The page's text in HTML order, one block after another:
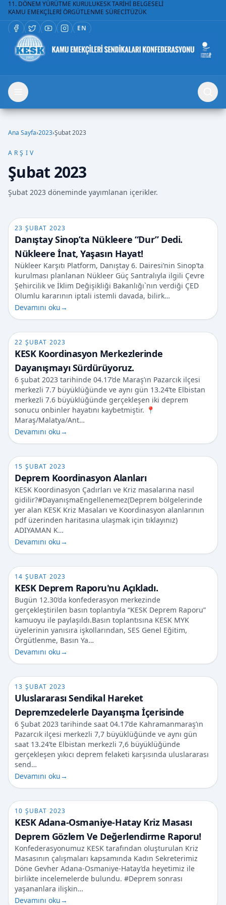
11. DÖNEM YÜRÜTME KURULUKESK TARİHİ BELGESELİ
KAMU EMEKÇİLERİ ÖRGÜTLENME SÜRECİTÜZÜK
EN
Ana Sayfa›2023›Şubat 2023
ARŞIV
Şubat 2023
Şubat 2023 döneminde yayımlanan içerikler.
23 ŞUBAT 2023
Danıştay Sinop’ta Nükleere “Dur” Dedi.
Nükleere İnat, Yaşasın Hayat!
Nükleer Karşıtı Platform, Danıştay 6. Dairesi’nin Sinop’ta
kurulması planlanan Nükleer Güç Santralıyla ilgili Çevre
Şehircilik ve İklim Değişikliği Bakanlığı`nın verdiği ÇED
Olumlu kararının iptali istemli davada, bilirk…
Devamını oku→
22 ŞUBAT 2023
KESK Koordinasyon Merkezlerinde
Dayanışmayı Sürdürüyoruz.
6 şubat 2023 tarihinde 04.17’de Maraş’ın Pazarcık ilçesi
merkezli 7.7 büyüklüğünde ve aynı gün 13.24’te Elbistan
merkezli 7.6 büyüklüğünde gerçekleşen iki deprem
sonucu onbinler hayatını kaybetmiştir. 📍
Maraş/Malatya/Ant…
Devamını oku→
15 ŞUBAT 2023
Deprem Koordinasyon Alanları
KESK Koordinasyon Çadırları ve Kriz masalarına nasıl
gidilir?#DayanışmaEngellenemez(Deprem bölgelerinde
yer alan KESK Kriz Masaları ve Koordinasyon alanlarının
pdf üzerinden haritasına ulaşmak için tıklayınız)
ADIYAMAN K…
Devamını oku→
14 ŞUBAT 2023
KESK Deprem Raporu'nu Açıkladı.
Bugün 12.30’da konfederasyon merkezinde
gerçekleştirilen basın toplantıyla “KESK Deprem Raporu”
kamuoyu ile paylaşıldı.Basın toplantısına KESK MYK
üyelerinin yanısıra işkollarından, SES Genel Eğitim,
Örgütlenme, Basın Ya…
Devamını oku→
13 ŞUBAT 2023
Uluslararası Sendikal Hareket
Depremzedelerle Dayanışma İçerisinde
6 Şubat 2023 tarihinde saat 04.17’de Kahramanmaraş’ın
Pazarcık ilçesi merkezli 7,7 büyüklüğünde ve aynı gün
saat 13.24’te Elbistan merkezli 7,6 büyüklüğünde
gerçekleşen yıkıcı deprem felaketi karşısında uluslararası
send…
Devamını oku→
10 ŞUBAT 2023
KESK Adana-Osmaniye-Hatay Kriz Masası
Deprem Gözlem Ve Değerlendirme Raporu!
Konfederasyonumuz KESK tarafından oluşturulan Kriz
Masasının çalışmaları kapsamında Kadın Sekreterimiz
Döne Gevher Adana-Osmaniye-Hatay’da heyetimiz ile
birlikte incelemelerde bulundu. #Deprem sonrası
yaşananlara ilişkin…
Devamını oku→